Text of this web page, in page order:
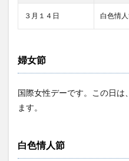
３月１４日 白色情
婦女節
国際女性デーです。この日は
ます。
白色情人節